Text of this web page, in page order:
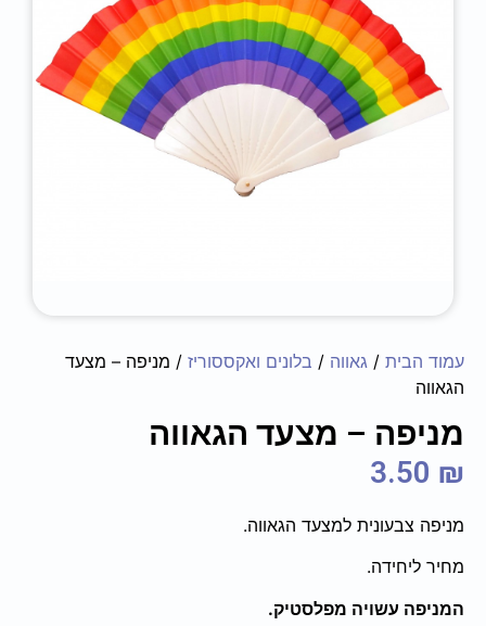
15₪
עמוד הבית / גאווה / בלונים ואקססוריז / מניפה – מצעד
הגאווה
מניפה – מצעד הגאווה
3.50 ₪
מניפה צבעונית למצעד הגאווה.
מחיר ליחידה.
המניפה עשויה מפלסטיק.